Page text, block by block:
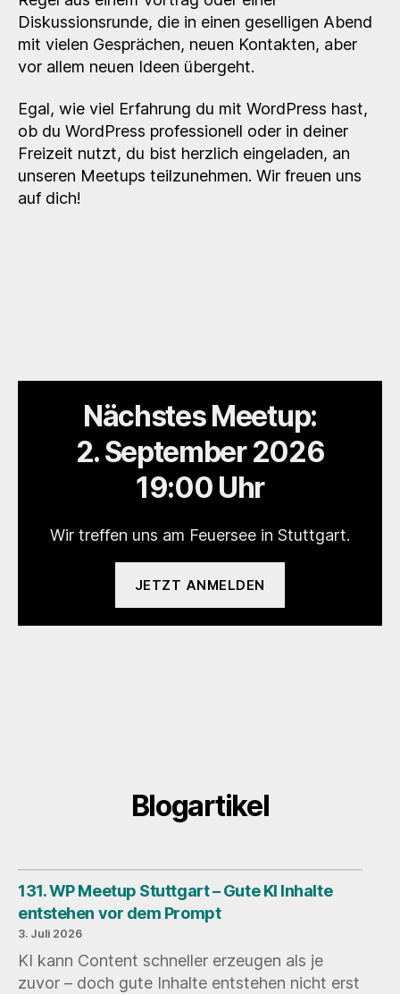
Diskussionsrunde, die in einen geselligen Abend
mit vielen Gesprächen, neuen Kontakten, aber
vor allem neuen Ideen übergeht.
Egal, wie viel Erfahrung du mit WordPress hast,
ob du WordPress professionell oder in deiner
Freizeit nutzt, du bist herzlich eingeladen, an
unseren Meetups teilzunehmen. Wir freuen uns
auf dich!
Nächstes Meetup:
2. September 2026
19:00 Uhr
Wir treffen uns am Feuersee in Stuttgart.
JETZT ANMELDEN
Blogartikel
131. WP Meetup Stuttgart – Gute KI Inhalte
entstehen vor dem Prompt
3. Juli 2026
KI kann Content schneller erzeugen als je
zuvor – doch gute Inhalte entstehen nicht erst